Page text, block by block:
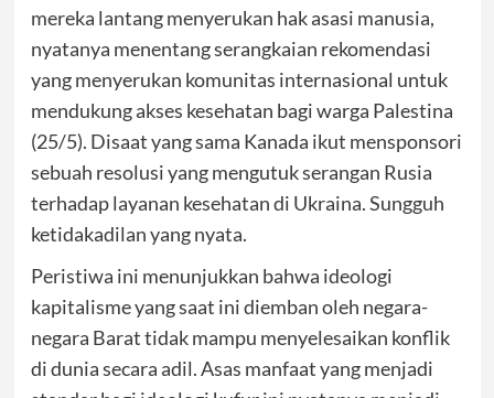
mereka lantang menyerukan hak asasi manusia,
nyatanya menentang serangkaian rekomendasi
yang menyerukan komunitas internasional untuk
mendukung akses kesehatan bagi warga Palestina
(25/5). Disaat yang sama Kanada ikut mensponsori
sebuah resolusi yang mengutuk serangan Rusia
terhadap layanan kesehatan di Ukraina. Sungguh
ketidakadilan yang nyata.
Peristiwa ini menunjukkan bahwa ideologi
kapitalisme yang saat ini diemban oleh negara-
negara Barat tidak mampu menyelesaikan konflik
di dunia secara adil. Asas manfaat yang menjadi